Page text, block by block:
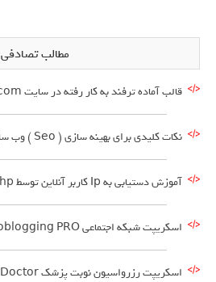
مطالب تصادفی
قالب آماده ترفند به کار رفته در سایت Nike.com
نکات کلیدی برای بهینه سازی ( Seo ) وب سایت شما به زبان ساده
آموزش دستیابی به Ip کاربر آنلاین توسط php
اسکریپت شبکه اجتماعی Social Microblogging PRO
اسکریپت رزرواسیون نوبت پزشک Book My Doctor